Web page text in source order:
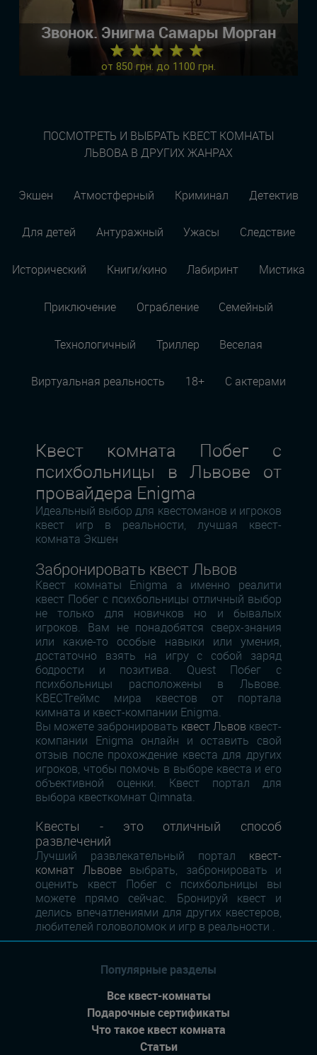
Звонок. Энигма Самары Морган
★ ★ ★ ★ ★
от 850 грн. до 1100 грн.
ПОСМОТРЕТЬ И ВЫБРАТЬ КВЕСТ КОМНАТЫ
ЛЬВОВА В ДРУГИХ ЖАНРАХ
Экшен Атмостферный Криминал Детектив
Для детей Антуражный Ужасы Следствие
Исторический Книги/кино Лабиринт Мистика
Приключение Ограбление Семейный
Технологичный Триллер Веселая
Виртуальная реальность 18+ С актерами
Квест комната Побег с
психбольницы в Львове от
провайдера Enigma
Идеальный выбор для квестоманов и игроков
квест игр в реальности, лучшая квест-
комната Экшен
Забронировать квест Львов
Квест комнаты Enigma а именно реалити
квест Побег с психбольницы отличный выбор
не только для новичков но и бывалых
игроков. Вам не понадобятся сверх-знания
или какие-то особые навыки или умения,
достаточно взять на игру с собой заряд
бодрости и позитива. Quest Побег с
психбольницы расположены в Львове.
КВЕСТгеймс мира квестов от портала
кимната и квест-компании Enigma.
Вы можете забронировать квест Львов квест-
компании Enigma онлайн и оставить свой
отзыв после прохождение квеста для других
игроков, чтобы помочь в выборе квеста и его
объективной оценки. Квест портал для
выбора квесткомнат Qimnata.
Квесты - это отличный способ
развлечений
Лучший развлекательный портал квест-
комнат Львовевыбрать, забронировать и
оценить квест Побег с психбольницы вы
можете прямо сейчас. Бронируй квест и
делись впечатлениями для других квестеров,
любителей головоломок и игр в реальности .
Популярные разделы
Все квест-комнаты
Подарочные сертификаты
Что такое квест комната
Статьи